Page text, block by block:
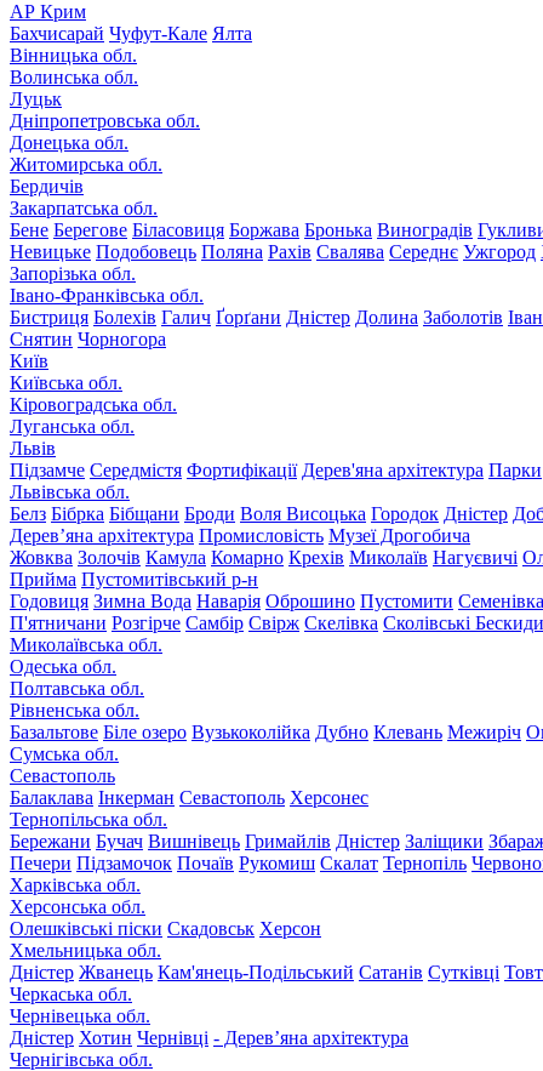
АР Крим
Бахчисарай Чуфут-Кале Ялта
Вінницька обл.
Волинська обл.
Луцьк
Дніпропетровська обл.
Донецька обл.
Житомирська обл.
Бердичів
Закарпатська обл.
Бене Берегове Біласовиця Боржава Бронька Виноградів
Невицьке Подобовець Поляна Рахів Свалява Середнє Ужгород
Запорізька обл.
Івано-Франківська обл.
Бистриця Болехів Галич Ґорґани Дністер Долина Заболотів
Снятин Чорногора
Київ
Київська обл.
Кіровоградська обл.
Луганська обл.
Львів
Підзамче Середмістя Фортифікації Дерев'яна архітектура Парки
Львівська обл.
Белз Бібрка Бібщани Броди Воля Висоцька Городок Дністер
Дерев’яна архітектура Промисловість Музеї Дрогобича
Жовква Золочів Камула Комарно Крехів Миколаїв Нагуєвичі
Прийма Пустомитівський р-н
Годовиця Зимна Вода Наварія Оброшино Пустомити Семенівка
П'ятничани Розгірче Самбір Свірж Скелівка Сколівські Бескиди
Миколаївська обл.
Одеська обл.
Полтавська обл.
Рівненська обл.
Базальтове Біле озеро Вузькоколійка Дубно Клевань Межиріч
Сумська обл.
Севастополь
Балаклава Інкерман Севастополь Херсонес
Тернопільська обл.
Бережани Бучач Вишнівець Гримайлів Дністер Заліщики
Печери Підзамочок Почаїв Рукомиш Скалат Тернопіль
Харківська обл.
Херсонська обл.
Олешківські піски Скадовськ Херсон
Хмельницька обл.
Дністер Жванець Кам'янець-Подільський Сатанів Сутківці
Черкаська обл.
Чернівецька обл.
Дністер Хотин Чернівці - Дерев’яна архітектура
Чернігівська обл.